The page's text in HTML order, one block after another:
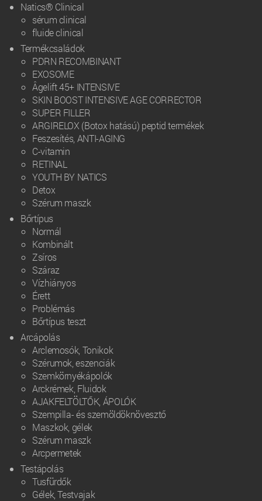
Natics® Clinical
sérum clinical
fluide clinical
Termékcsaládok
PDRN RECOMBINANT
EXOSOME
Âgelift 45+ INTENSIVE
SKIN BOOST INTENSIVE AGE CORRECTOR
SUPER FILLER
ARGIRELOX (Botox hatású) peptid termékek
Feszesítés, ANTI-AGING
C-vitamin
RETINAL
YOUTH BY NATICS
Detox
Szérum maszk
Bőrtípus
Normál
Kombinált
Zsíros
Száraz
Vízhiányos
Érett
Problémás
Bőrtípus teszt
Arcápolás
Arclemosók, Tonikok
Szérumok, eszenciák
Szemkörnyékápolók
Arckrémek, Fluidok
AJAKFELTÖLTŐK, ÁPOLÓK
Szempilla- és szemöldöknövesztő
Maszkok, gélek
Szérum maszk
Arcpermetek
Testápolás
Tusfürdők
Gélek, Testvajak